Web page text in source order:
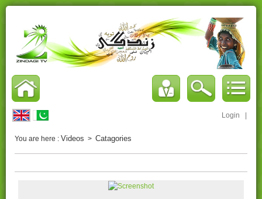
Login
You are here : Videos > Catagories